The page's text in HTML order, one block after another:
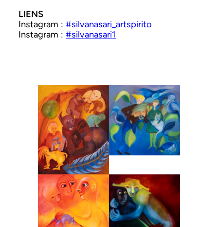
LIENS
Insta­gram : #silvanasari_artspirito
Insta­gram : #silvanasari1